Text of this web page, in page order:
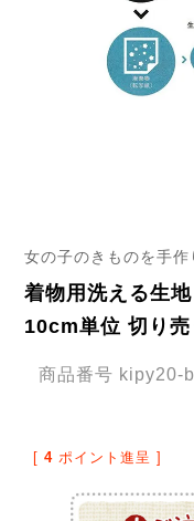
女の子のきものを手作
着物用洗える生
10cm単位 切り売
商品番号 kipy20-
[ 4 ポイント進呈 ]